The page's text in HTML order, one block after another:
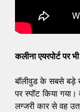
कलीना एयरपोर्ट पर
बाॅलीवुड के सबसे बड़े
पर स्पॉट किया
लग्जरी कार से वह